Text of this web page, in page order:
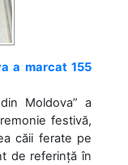
a marcat 155
Moldova” a
festivă,
căii ferate pe
de referință în